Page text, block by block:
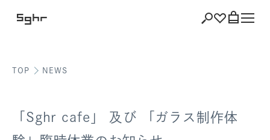
ショッピング バッグを見る
TOP NEWS
「Sghr cafe」 及び 「ガラス制作体